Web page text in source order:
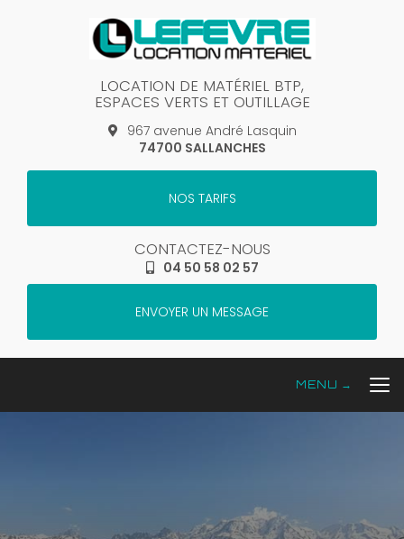
LOCATION DE MATÉRIEL BTP,
ESPACES VERTS ET OUTILLAGE
967 avenue André Lasquin
74700 SALLANCHES
NOS TARIFS
CONTACTEZ-NOUS
04 50 58 02 57
ENVOYER UN MESSAGE